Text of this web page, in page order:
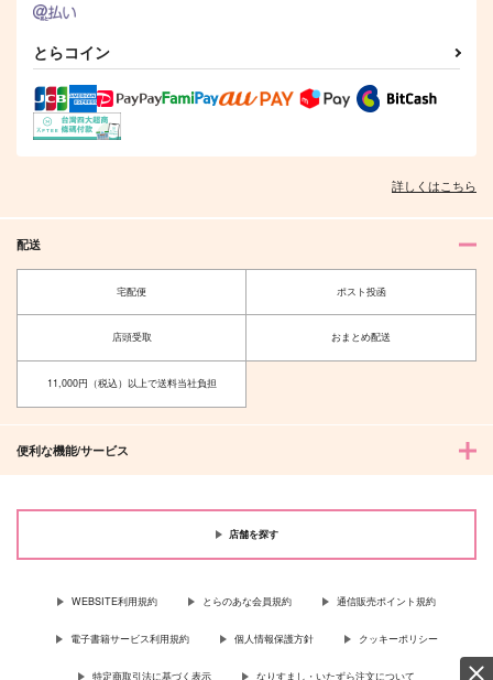
とらコイン
詳しくはこちら
配送
宅配便 ポスト投函
店頭受取 おまとめ配送
11,000円（税込）以上で送料当社負担
便利な機能/サービス
店舗を探す
WEBSITE利用規約 とらのあな会員規約 通信販売ポイント規約
電子書籍サービス利用規約 個人情報保護方針 クッキーポリシー
特定商取引法に基づく表示 なりすまし・いたずら注文について